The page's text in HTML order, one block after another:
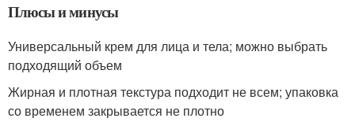
Плюсы и минусы
Универсальный крем для лица и тела; можно выбрать
подходящий объем
Жирная и плотная текстура подходит не всем; упаковка
со временем закрывается не плотно